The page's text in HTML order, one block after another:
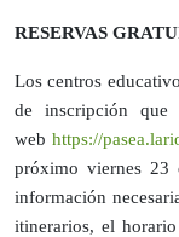
RESERVAS
Los centros
de inscripción que
web https://
próximo viernes 23
información
itinerarios, el